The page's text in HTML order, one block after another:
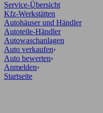
Service-Übersicht
Kfz-Werkstätten
Autohäuser und Händler
Autoteile-Händler
Autowaschanlagen
Auto verkaufen›
Auto bewerten›
Anmelden›
Startseite